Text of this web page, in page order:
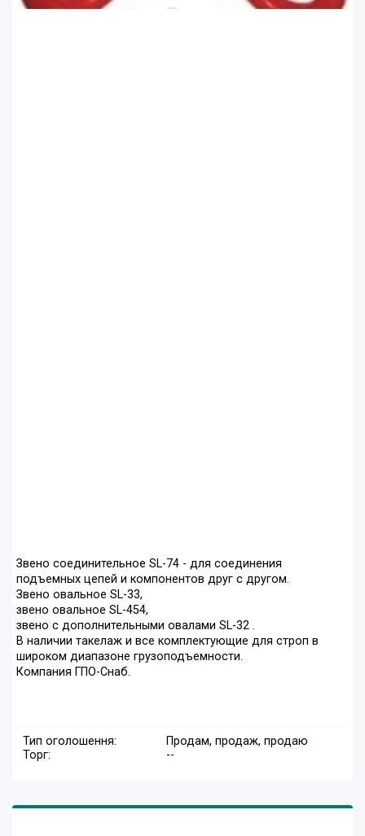
Звено соединительное SL-74 - для соединения
подъемных цепей и компонентов друг с другом.
Звено овальное SL-33,
звено овальное SL-454,
звено с дополнительными овалами SL-32 .
В наличии такелаж и все комплектующие для строп в
широком диапазоне грузоподъемности.
Компания ГПО-Снаб.
Тип оголошення:
Продам, продаж, продаю
Торг:
--